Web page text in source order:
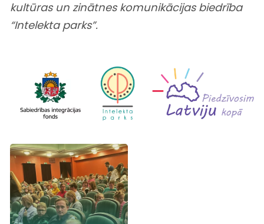
kultūras un zinātnes komunikācijasbiedrība
“Intelekta parks”.